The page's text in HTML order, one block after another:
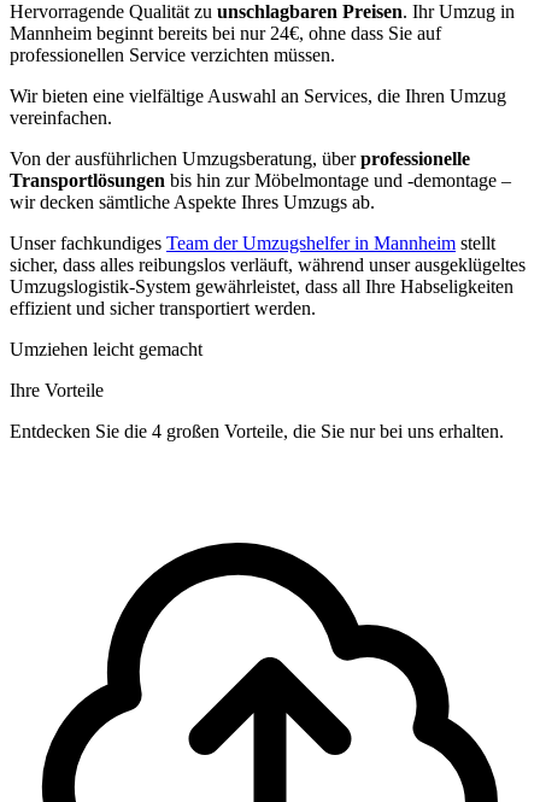
Hervorragende Qualität zu unschlagbaren Preisen. Ihr Umzug in
Mannheim beginnt bereits bei nur 24€, ohne dass Sie auf
professionellen Service verzichten müssen.
Wir bieten eine vielfältige Auswahl an Services, die Ihren Umzug
vereinfachen.
Von der ausführlichen Umzugsberatung, überprofessionelle
Transportlösungen bis hin zur Möbelmontage und -demontage –
wir decken sämtliche Aspekte Ihres Umzugs ab.
Unser fachkundiges Team der Umzugshelfer in Mannheim stellt
sicher, dass alles reibungslos verläuft, während unser ausgeklügeltes
Umzugslogistik-System gewährleistet, dass all Ihre Habseligkeiten
effizient und sicher transportiert werden.
Umziehen leicht gemacht
Ihre Vorteile
Entdecken Sie die 4 großen Vorteile, die Sie nur bei uns erhalten.